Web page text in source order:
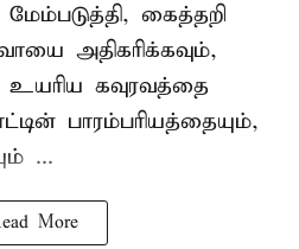
கைத்தறி
அதிகரிக்கவும்,
கவுரவத்தை
பாரம்பரியத்தையும்,
...
More